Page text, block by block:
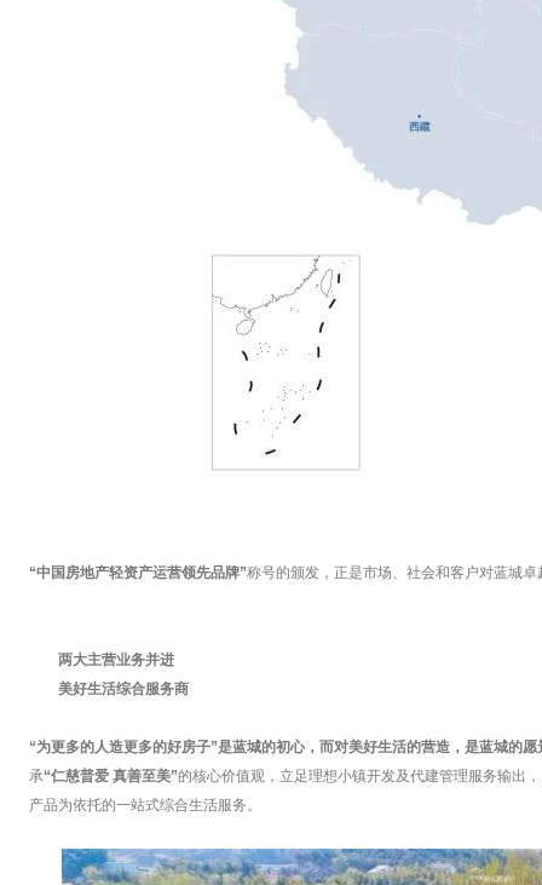
“中国房地产轻资产运营领先品牌”称号的颁发，正是市场、社会和客户对蓝城
两大主营业务并进
美好生活综合服务商
“为更多的人造更多的好房子”是蓝城的初心，而对美好生活的营造，是蓝城的愿
承“仁慈普爱 真善至美”的核心价值观，立足理想小镇开发及代建管理服务输出
产品为依托的一站式综合生活服务。